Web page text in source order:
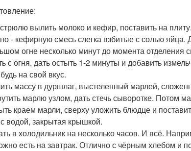
вылить молоко и кефир, поставить на
- кефирную смесь слегка взбитые с солью
огне несколько минут до момента отделения
с огня, дать остыть 1-2 минуты и добавить
на свой вкус.
массу в дуршлаг, выстеленный марлей,
марлю узлом, дать стечь сыворотке. Потом
краем марли, сверху уложить блюдце и
водой, закрытая крышкой.
в холодильник на несколько часов. И всё.
есть на завтрак. Отлично с чёрным хлебом и